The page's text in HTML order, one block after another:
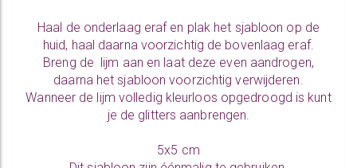
Haal de onderlaag eraf en plak het sjabloon op de
huid, haal daarna voorzichtig de bovenlaag eraf.
Breng de lijm aan en laat deze even aandrogen,
daarna het sjabloon voorzichtig verwijderen.
Wanneer de lijm volledig kleurloos opgedroogd is kunt
je de glitters aanbrengen.
5x5 cm